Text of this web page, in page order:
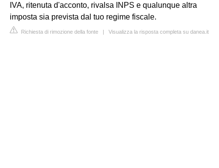
IVA, ritenuta d'acconto, rivalsa INPS e qualunque altra
imposta sia prevista dal tuo regime fiscale.
Richiesta di rimozione della fonte | Visualizza la risposta completa su danea.it